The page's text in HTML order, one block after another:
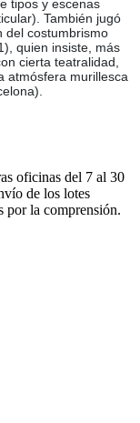
tipos y escenas
También jugó
del costumbrismo
quien insiste, más
cierta teatralidad,
atmósfera murillesca
oficinas del 7 al 30
de los lotes
por la comprensión.